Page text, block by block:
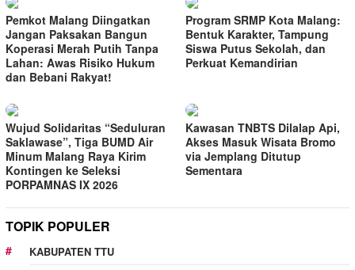
Pemkot Malang Diingatkan
Jangan Paksakan Bangun
Koperasi Merah Putih Tanpa
Lahan: Awas Risiko Hukum
dan Bebani Rakyat!
Program SRMP Kota Malang:
Bentuk Karakter, Tampung
Siswa Putus Sekolah, dan
Perkuat Kemandirian
Wujud Solidaritas “Seduluran
Saklawase”, Tiga BUMD Air
Minum Malang Raya Kirim
Kontingen ke Seleksi
PORPAMNAS IX 2026
Kawasan TNBTS Dilalap Api,
Akses Masuk Wisata Bromo
via Jemplang Ditutup
Sementara
TOPIK POPULER
KABUPATEN TTU